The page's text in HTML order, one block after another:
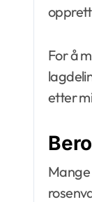
For å
etter
Mange